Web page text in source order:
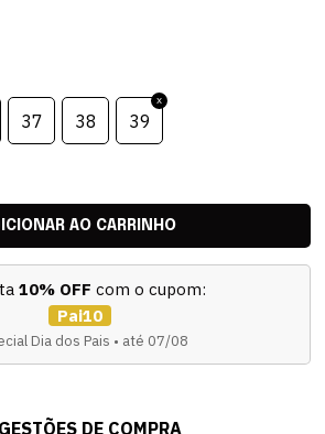
37 38 39
10% OFF com o cupom:
Pai10
Dia dos Pais • até 07/08
DE COMPRA